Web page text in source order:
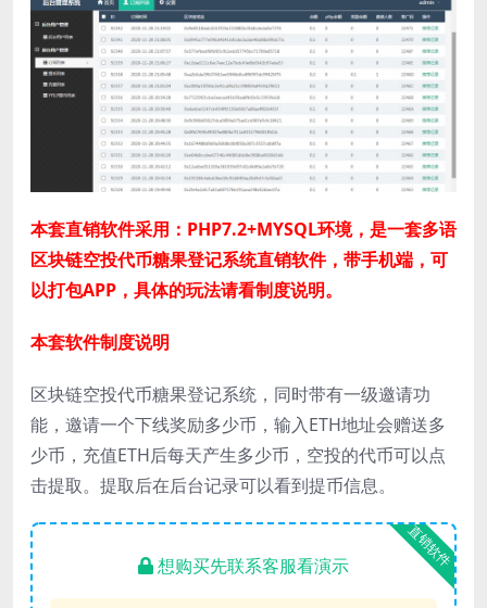
本套直销软件采用：PHP7.2+MYSQL环境，是一套多语
区块链空投代币糖果登记系统直销软件，带手机端，可
以打包APP，具体的玩法请看制度说明。
本套软件制度说明
区块链空投代币糖果登记系统，同时带有一级邀请功
能，邀请一个下线奖励多少币，输入ETH地址会赠送多
少币，充值ETH后每天产生多少币，空投的代币可以点
击提取。提取后在后台记录可以看到提币信息。
直销软件
想购买先联系客服看演示